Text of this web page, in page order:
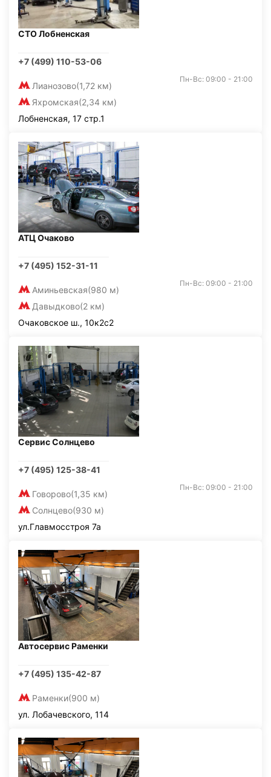
СТО Лобненская
+7 (499) 110-53-06
Лианозово(1,72 км)
Яхромская(2,34 км)
Пн-Вс: 09:00 - 21:00
Лобненская, 17 стр.1
АТЦ Очаково
+7 (495) 152-31-11
Аминьевская(980 м)
Давыдково(2 км)
Пн-Вс: 09:00 - 21:00
Очаковское ш., 10к2с2
Сервис Солнцево
+7 (495) 125-38-41
Говорово(1,35 км)
Солнцево(930 м)
Пн-Вс: 09:00 - 21:00
ул.Главмосстроя 7а
Автосервис Раменки
+7 (495) 135-42-87
Раменки(900 м)
ул. Лобачевского, 114